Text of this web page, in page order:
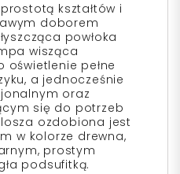
prostotą kształtów i
doborem
powłoka
wisząca
pełne
a jednocześnie
oraz
się do potrzeb
ozdobiona jest
w kolorze drewna,
prostym
podsufitką.